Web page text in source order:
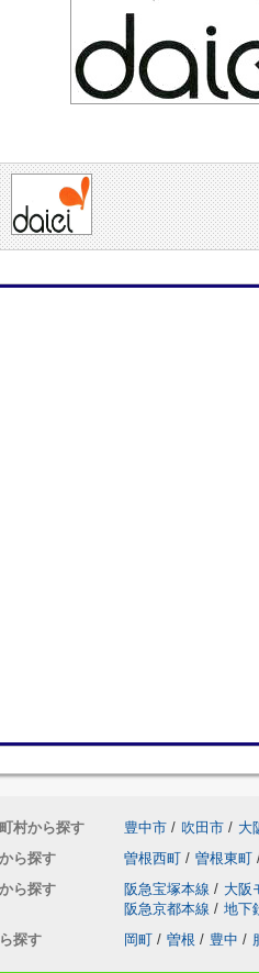
村から探す 豊中市 / 吹田市 / 大
ら探す
曽根西町 / 曽根東町
ら探す
阪急宝塚本線 / 大阪
阪急京都本線 / 地下
探す
岡町 / 曽根 / 豊中 /